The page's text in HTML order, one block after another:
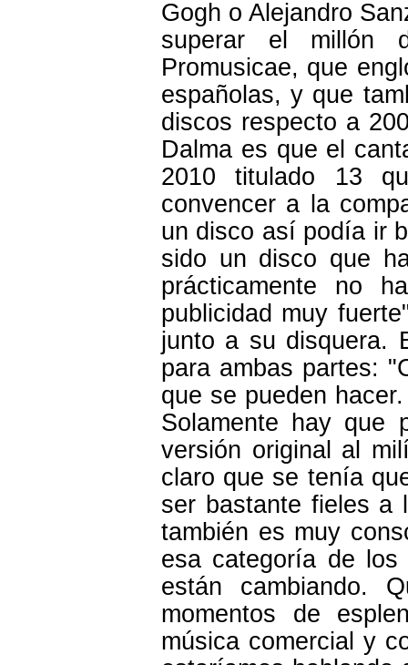
Gogh o Alejandro
superar el millón
Promusicae, que
españolas, y que
discos respecto a
Dalma es que el
2010 titulado 13
convencer a la
un disco así podía ir
sido un disco que
prácticamente no
publicidad muy
junto a su disquera.
para ambas partes:
que se pueden
Solamente hay que
versión original al
claro que se tenía
ser bastante fieles a
también es muy
esa categoría de
están cambiando.
momentos de
música comercial y